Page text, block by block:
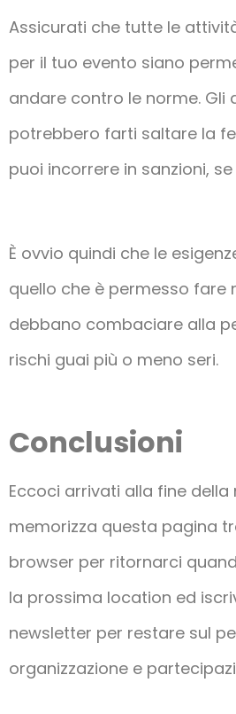
Assicurati che tutte le
per il tuo evento siano
andare contro le norme. Gli
potrebbero farti saltare la
puoi incorrere in sanzioni,
È ovvio quindi che le
quello che è permesso fare
debbano combaciare alla
rischi guai più o meno seri.
Conclusioni
Eccoci arrivati alla fine della
memorizza questa pagina
browser per ritornarci
la prossima location ed
newsletter per restare sul
organizzazione e